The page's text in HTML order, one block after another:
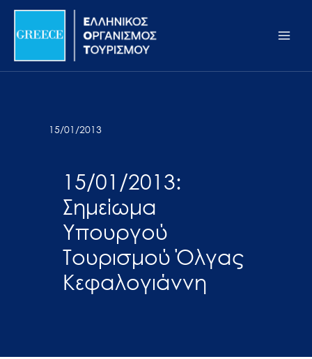
Σημείωση:
ιστότοπος
προσβασιμότητας.
Μετάβαση
περιεχόμενο
15/01/2013
15/01/2013:
Σημείωμα
Υπουργού
Τουρισμού Όλγας
Κεφαλογιάννη